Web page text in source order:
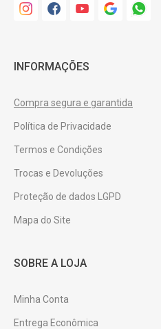
INFORMAÇÕES
Compra segura e garantida
Política de Privacidade
Termos e Condições
Trocas e Devoluções
Proteção de dados LGPD
Mapa do Site
SOBRE A LOJA
Minha Conta
Entrega Econômica